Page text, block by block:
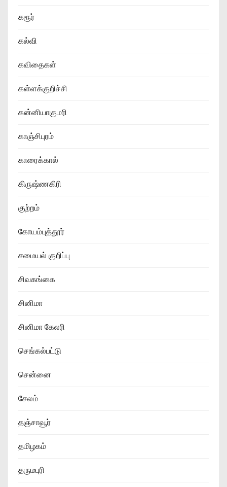
கரூர்
கல்வி
கவிதைகள்
கள்ளக்குறிச்சி
கன்னியாகுமரி
காஞ்சிபுரம்
காரைக்கால்
கிருஷ்ணகிரி
குற்றம்
கோயம்புத்தூர்
சமையல் குறிப்பு
சிவகங்கை
சினிமா
சினிமா கேலரி
செங்கல்பட்டு
சென்னை
சேலம்
தஞ்சாவூர்
தமிழகம்
தருமபுரி